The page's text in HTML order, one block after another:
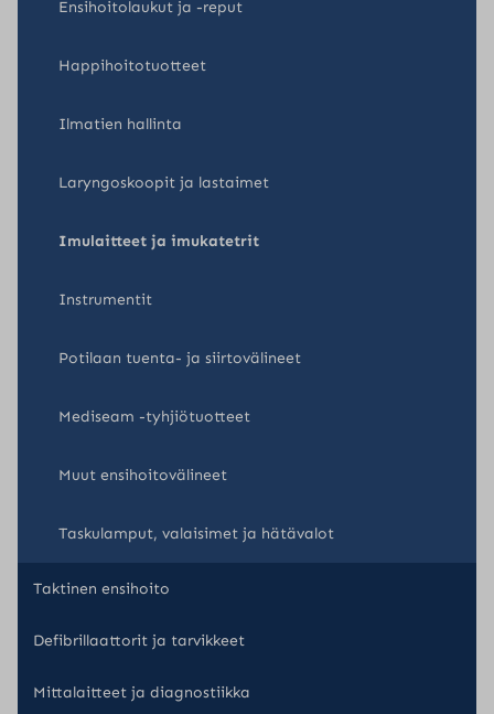
Ensihoitolaukut ja -reput
Happihoitotuotteet
Ilmatien hallinta
Laryngoskoopit ja lastaimet
Imulaitteet ja imukatetrit
Instrumentit
Potilaan tuenta- ja siirtovälineet
Mediseam -tyhjiötuotteet
Muut ensihoitovälineet
Taskulamput, valaisimet ja hätävalot
Taktinen ensihoito
Defibrillaattorit ja tarvikkeet
Mittalaitteet ja diagnostiikka